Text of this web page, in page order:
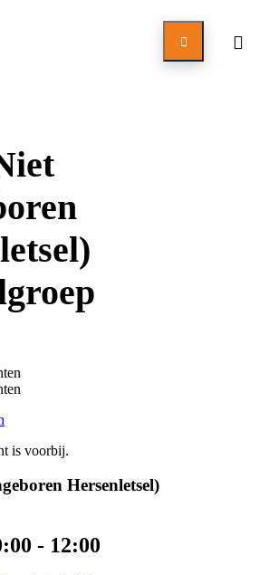

is voorbij.
Hersenletsel)
- 12:00